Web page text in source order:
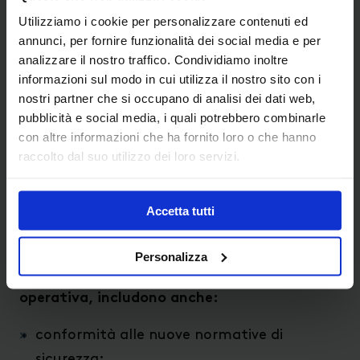
Utilizziamo i cookie per personalizzare contenuti ed
annunci, per fornire funzionalità dei social media e per
analizzare il nostro traffico. Condividiamo inoltre
informazioni sul modo in cui utilizza il nostro sito con i
nostri partner che si occupano di analisi dei dati web,
pubblicità e social media, i quali potrebbero combinarle
con altre informazioni che ha fornito loro o che hanno
raccolto dal suo utilizzo dei loro servizi.
Accetta tutti
Personalizza
Questi risultati si raggiungono unendo le
capacità e potenzialità dei sistemi di
storage e server con le funzionalità
operative dei principali sistemi di
virtualizzazione come VMware,
Microsoft, IBM…
garantire la tradizionale continuità
operativa, includono anche:
conformità alle nuove normative di